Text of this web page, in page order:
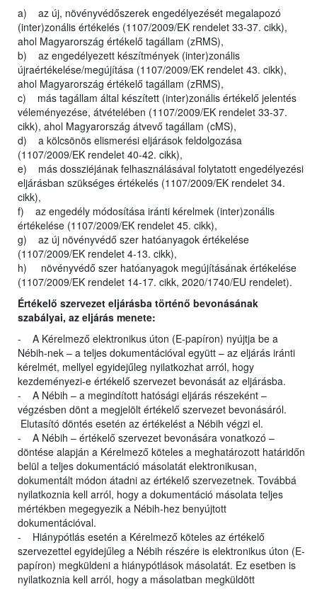
a) az új, növényvédőszerek engedélyezését megalapozó
(inter)zonális értékelés (1107/2009/EK rendelet 33-37. cikk),
ahol Magyarország értékelő tagállam (zRMS),
b) az engedélyezett készítmények (inter)zonális
újraértékelése/megújítása (1107/2009/EK rendelet 43. cikk),
ahol Magyarország értékelő tagállam (zRMS),
c) más tagállam által készített (inter)zonális értékelő jelentés
véleményezése, átvételében (1107/2009/EK rendelet 33-37.
cikk), ahol Magyarország átvevő tagállam (cMS),
d) a kölcsönös elismerési eljárások feldolgozása
(1107/2009/EK rendelet 40-42. cikk),
e) más dossziéjának felhasználásával folytatott engedélyezési
eljárásban szükséges értékelés (1107/2009/EK rendelet 34.
cikk),
f) az engedély módosítása iránti kérelmek (inter)zonális
értékelése (1107/2009/EK rendelet 45. cikk),
g) az új növényvédő szer hatóanyagok értékelése
(1107/2009/EK rendelet 4-13. cikk),
h) növényvédő szer hatóanyagok megújításának értékelése
(1107/2009/EK rendelet 14-17. cikk, 2020/1740/EU rendelet).
Értékelő szervezet eljárásba történő bevonásának
szabályai, az eljárás menete:
- A Kérelmező elektronikus úton (E-papíron) nyújtja be a
Nébih-nek – a teljes dokumentációval együtt – az eljárás iránti
kérelmét, mellyel egyidejűleg nyilatkozhat arról, hogy
kezdeményezi-e értékelő szervezet bevonását az eljárásba.
- A Nébih – a megindított hatósági eljárás részeként –
végzésben dönt a megjelölt értékelő szervezet bevonásáról.
Elutasító döntés esetén az értékelést a Nébih végzi el.
- A Nébih – értékelő szervezet bevonására vonatkozó –
döntése alapján a Kérelmező köteles a meghatározott határidőn
belül a teljes dokumentáció másolatát elektronikusan,
dokumentált módon átadni az értékelő szervezetnek. Továbbá
nyilatkoznia kell arról, hogy a dokumentáció másolata teljes
mértékben megegyezik a Nébih-hez benyújtott
dokumentációval.
- Hiánypótlás esetén a Kérelmező köteles az értékelő
szervezettel egyidejűleg a Nébih részére is elektronikus úton (E-
papíron) megküldeni a hiánypótlások másolatát. Ez esetben is
nyilatkoznia kell arról, hogy a másolatban megküldött